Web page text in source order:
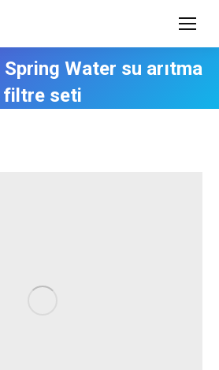
Spring Water su arıtma
filtre seti